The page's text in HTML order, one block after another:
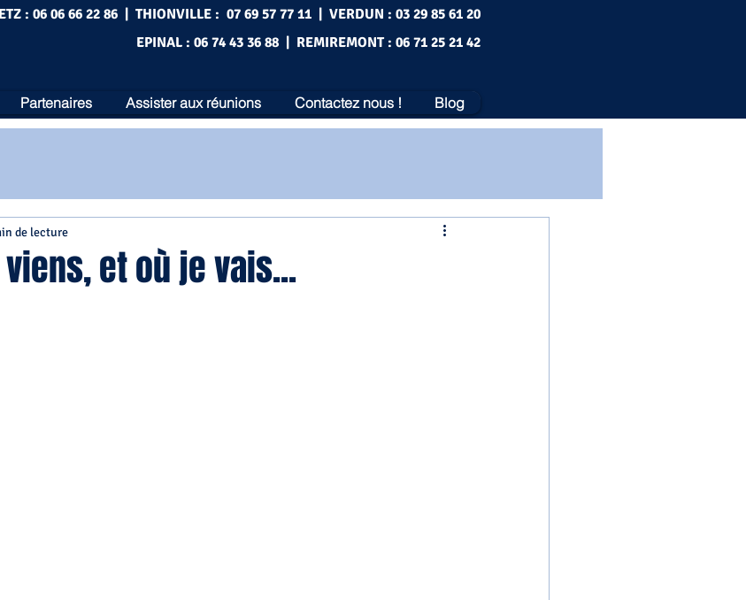
Partenaires Assister aux réunions Contactez nous ! Blog
: 06 06 66 22 86 | THIONVILLE : 07 69 57 77 11 | VERDUN : 03 29 85 61 20
EPINAL : 06 74 43 36 88 | REMIREMONT : 06 71 25 21 42
et où je vais...
de lecture